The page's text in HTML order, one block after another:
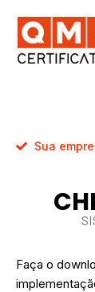
para
conteúdo
Sua
Faça o